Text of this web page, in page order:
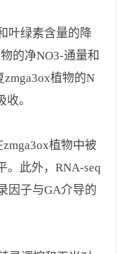
叶绿素含量的降
的净NO3-通量和
植物的N
。
植物中被
。此外，RNA-seq
因子与GA介导的